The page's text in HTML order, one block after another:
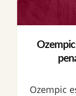
Ozempic
Ozempic